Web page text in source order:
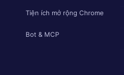
Tiện ích mở rộng Chrome
Bot & MCP